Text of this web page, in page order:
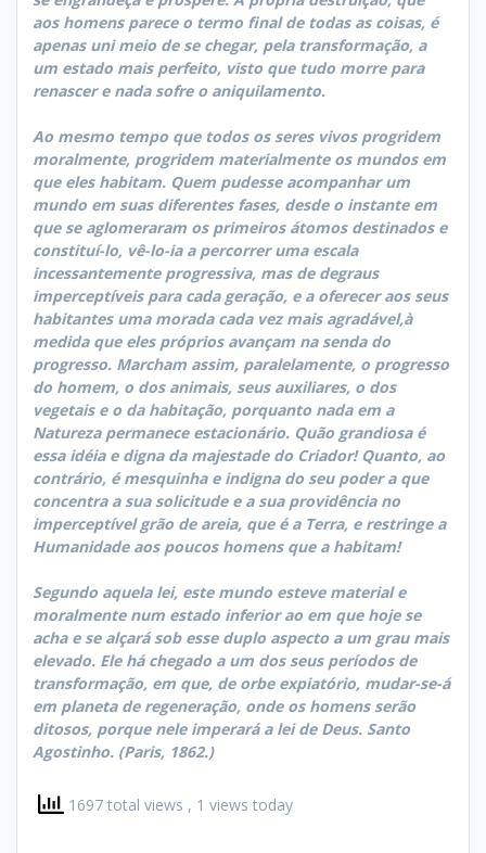
aos homens parece o termo final de todas as coisas, é
apenas uni meio de se chegar, pela transformação, a
um estado mais perfeito, visto que tudo morre para
renascer e nada sofre o aniquilamento.
Ao mesmo tempo que todos os seres vivos progridem
moralmente, progridem materialmente os mundos em
que eles habitam. Quem pudesse acompanhar um
mundo em suas diferentes fases, desde o instante em
que se aglomeraram os primeiros átomos destinados e
constituí-lo, vê-lo-ia a percorrer uma escala
incessantemente progressiva, mas de degraus
imperceptíveis para cada geração, e a oferecer aos seus
habitantes uma morada cada vez mais agradável,à
medida que eles próprios avançam na senda do
progresso. Marcham assim, paralelamente, o progresso
do homem, o dos animais, seus auxiliares, o dos
vegetais e o da habitação, porquanto nada em a
Natureza permanece estacionário. Quão grandiosa é
essa idéia e digna da majestade do Criador! Quanto, ao
contrário, é mesquinha e indigna do seu poder a que
concentra a sua solicitude e a sua providência no
imperceptível grão de areia, que é a Terra, e restringe a
Humanidade aos poucos homens que a habitam!
Segundo aquela lei, este mundo esteve material e
moralmente num estado inferior ao em que hoje se
acha e se alçará sob esse duplo aspecto a um grau mais
elevado. Ele há chegado a um dos seus períodos de
transformação, em que, de orbe expiatório, mudar-se-á
em planeta de regeneração, onde os homens serão
ditosos, porque nele imperará a lei de Deus. Santo
Agostinho. (Paris, 1862.)
1697 total views , 1 views today